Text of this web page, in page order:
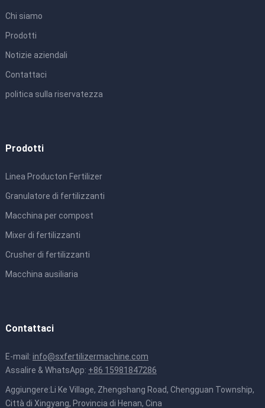
Chi siamo
Prodotti
Notizie aziendali
Contattaci
politica sulla riservatezza
Prodotti
Linea Producton Fertilizer
Granulatore di fertilizzanti
Macchina per compost
Mixer di fertilizzanti
Crusher di fertilizzanti
Macchina ausiliaria
Contattaci
E-mail: info@sxfertilizermachine.com
Assalire & WhatsApp: +86 15981847286
Aggiungere:Li Ke Village, Zhengshang Road, Chengguan Township,
Città di Xingyang, Provincia di Henan, Cina